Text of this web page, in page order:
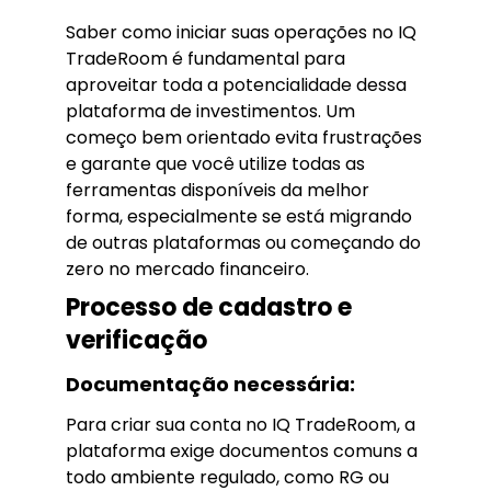
Saber como iniciar suas operações no IQ
TradeRoom é fundamental para
aproveitar toda a potencialidade dessa
plataforma de investimentos. Um
começo bem orientado evita frustrações
e garante que você utilize todas as
ferramentas disponíveis da melhor
forma, especialmente se está migrando
de outras plataformas ou começando do
zero no mercado financeiro.
Processo de cadastro e
verificação
Documentação necessária:
Para criar sua conta no IQ TradeRoom, a
plataforma exige documentos comuns a
todo ambiente regulado, como RG ou